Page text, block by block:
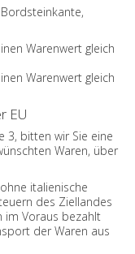
Warenwert gleich
Warenwert gleich
EU
3, bitten wir Sie eine
Waren, über
italienische
des Ziellandes
im Voraus bezahlt
der Waren aus